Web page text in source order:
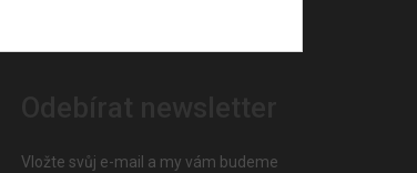
Vložte svůj e-mail a my vám budeme